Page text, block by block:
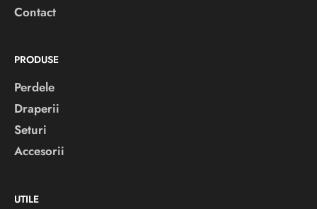
Contact
PRODUSE
Perdele
Draperii
Seturi
Accesorii
UTILE